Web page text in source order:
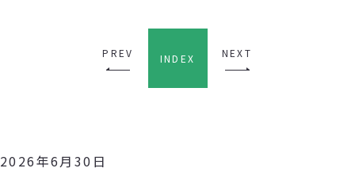
PREV INDEX NEXT
2026年6月30日